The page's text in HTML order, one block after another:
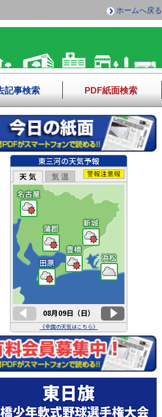
ホームへ戻る
記事検索 PDF紙面検索